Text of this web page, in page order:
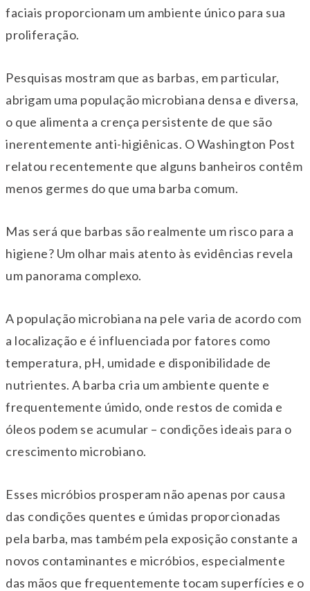
faciais proporcionam um ambiente único para sua
proliferação.
Pesquisas mostram que as barbas, em particular,
abrigam uma população microbiana densa e diversa,
o que alimenta a crença persistente de que são
inerentemente anti-higiênicas. O Washington Post
relatou recentemente que alguns banheiros contêm
menos germes do que uma barba comum.
Mas será que barbas são realmente um risco para a
higiene? Um olhar mais atento às evidências revela
um panorama complexo.
A população microbiana na pele varia de acordo com
a localização e é influenciada por fatores como
temperatura, pH, umidade e disponibilidade de
nutrientes. A barba cria um ambiente quente e
frequentemente úmido, onde restos de comida e
óleos podem se acumular – condições ideais para o
crescimento microbiano.
Esses micróbios prosperam não apenas por causa
das condições quentes e úmidas proporcionadas
pela barba, mas também pela exposição constante a
novos contaminantes e micróbios, especialmente
das mãos que frequentemente tocam superfícies e o